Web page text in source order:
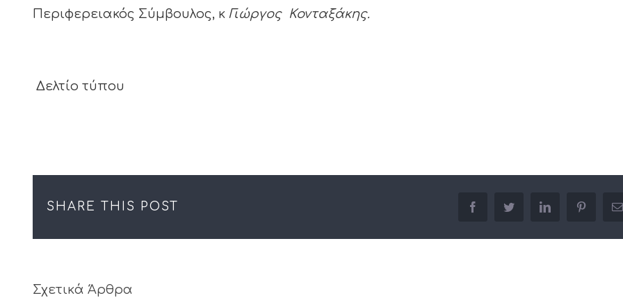
Περιφερειακός Σύμβουλος, κ ΓιώργοςΚονταξάκης.
Δελτίο τύπου
SHARE THIS POST facebooktwitter linkedin pinterest
Σχετικά Άρθρα